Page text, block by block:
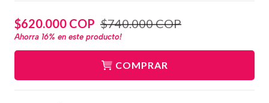
$620.000 COP $740.000 COP
Ahorra 16% en este producto!
COMPRAR